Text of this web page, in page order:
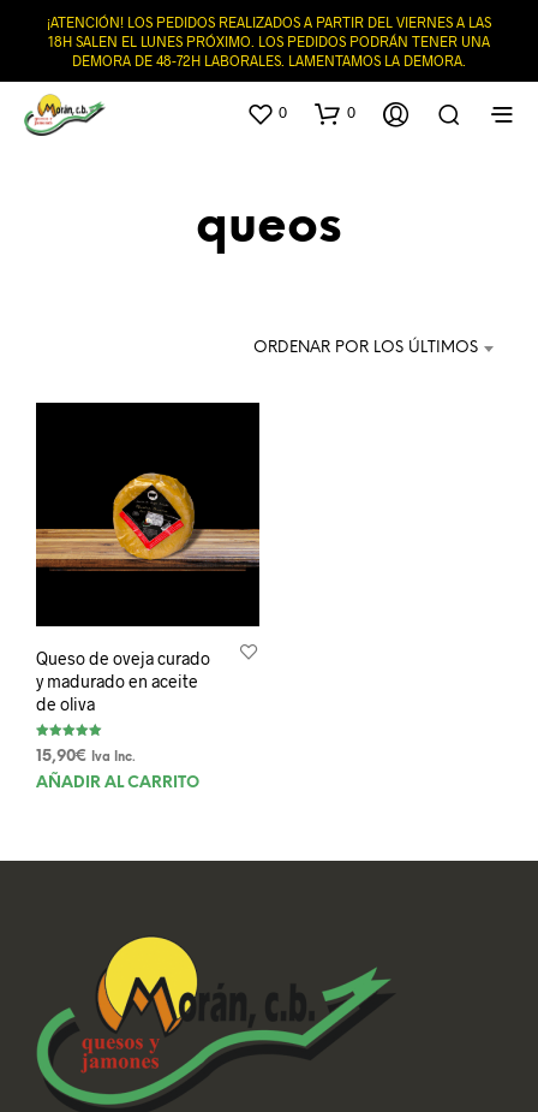
¡ATENCIÓN! LOS PEDIDOS REALIZADOS A PARTIR DEL VIERNES A LAS
18H SALEN EL LUNES PRÓXIMO. LOS PEDIDOS PODRÁN TENER UNA
DEMORA DE 48-72H LABORALES. LAMENTAMOS LA DEMORA.
0 0
queos
ORDENAR POR LOS ÚLTIMOS
Queso de oveja curado
y madurado en aceite
de oliva
Valorado con
5.00
de 5
15,90€ Iva Inc.
AÑADIR AL CARRITO